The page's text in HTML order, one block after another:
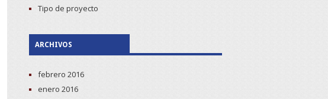
Tipo de proyecto
ARCHIVOS
febrero 2016
enero 2016